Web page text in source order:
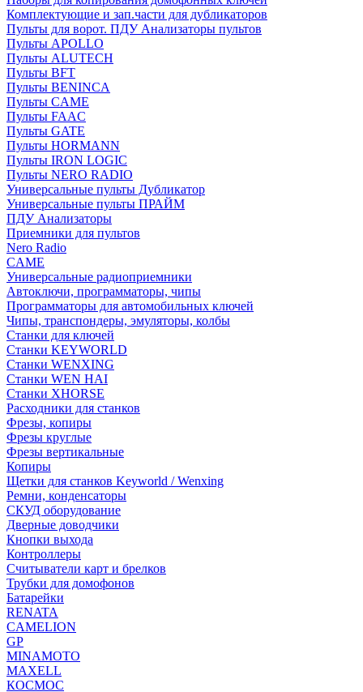
Комплектующие и зап.части для дубликаторов
Пульты для ворот. ПДУ Анализаторы пультов
Пульты APOLLO
Пульты ALUTECH
Пульты BFT
Пульты BENINCA
Пульты CAME
Пульты FAAC
Пульты GATE
Пульты HORMANN
Пульты IRON LOGIC
Пульты NERO RADIO
Универсальные пульты Дубликатор
Универсальные пульты ПРАЙМ
ПДУ Анализаторы
Приемники для пультов
Nero Radio
CAME
Универсальные радиоприемники
Автоключи, программаторы, чипы
Программаторы для автомобильных ключей
Чипы, транспондеры, эмуляторы, колбы
Станки для ключей
Станки KEYWORLD
Станки WENXING
Станки WEN HAI
Станки XHORSE
Расходники для станков
Фрезы, копиры
Фрезы круглые
Фрезы вертикальные
Копиры
Щетки для станков Keyworld / Wenxing
Ремни, конденсаторы
СКУД оборудование
Дверные доводчики
Кнопки выхода
Контроллеры
Считыватели карт и брелков
Трубки для домофонов
Батарейки
RENATA
CAMELION
GP
MINAMOTO
MAXELL
КОСМОС